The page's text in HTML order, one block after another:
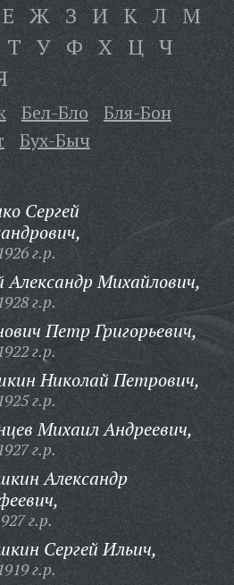
Е Ж З И К Л М
Т У Ф Х Ц Ч
Бел-Бло
Бля-Бон
Бух-Быч
Сергей
г.р.
Александр Михайлович,
г.р.
Петр Григорьевич,
г.р.
Николай Петрович,
г.р.
Михаил Андреевич,
г.р.
Александр
г.р.
Сергей Ильич,
г.р.